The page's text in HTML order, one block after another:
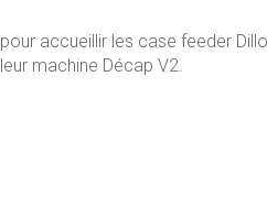
accueillir les case feeder
machine Décap V2.